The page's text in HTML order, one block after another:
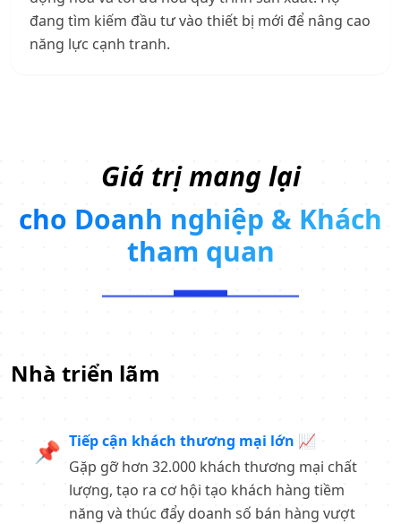
đang tìm kiếm đầu tư vào thiết bị mới để nâng cao
năng lực cạnh tranh.
Giá trị mang lại
cho Doanh nghiệp & Khách
tham quan
Nhà triển lãm
📌 Tiếp cận khách thương mại lớn 📈
Gặp gỡ hơn 32.000 khách thương mại chất
lượng, tạo ra cơ hội tạo khách hàng tiềm
năng và thúc đẩy doanh số bán hàng vượt